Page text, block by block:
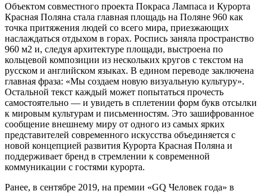
Объектом совместного проекта Покраса Лампаса и Курорта
Красная Поляна стала главная площадь на Поляне 960 как
точка притяжения людей со всего мира, приезжающих
наслаждаться отдыхом в горах. Роспись заняла пространство
960 м2 и, следуя архитектуре площади, выстроена по
кольцевой композиции из нескольких кругов с текстом на
русском и английском языках. В едином переводе заключена
главная фраза: «Мы создаем новую визуальную культуру».
Остальной текст каждый может попытаться прочесть
самостоятельно — и увидеть в сплетении форм букв отсылки
к мировым культурам и письменностям. Это зашифрованное
сообщение внешнему миру от одного из самых ярких
представителей современного искусства объединяется с
новой концепцией развития Курорта Красная Поляна и
поддерживает бренд в стремлении к современной
коммуникации с гостями курорта.
Ранее, в сентябре 2019, на премии «GQ Человек года» в